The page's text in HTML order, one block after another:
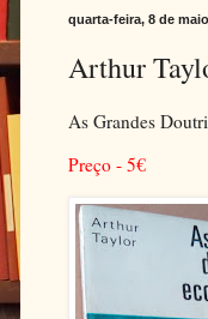
quarta-feira, 8 de
Arthur
As Grandes
Preço - 5€